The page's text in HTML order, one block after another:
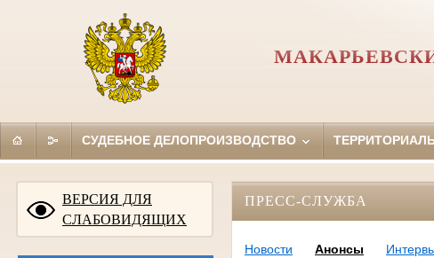
СУДЕБНОЕ ДЕЛОПРОИЗВОДСТВО
ВЕРСИЯ ДЛЯ
СЛАБОВИДЯЩИХ
ПРЕСС-СЛУЖБА
Новости Анонсы